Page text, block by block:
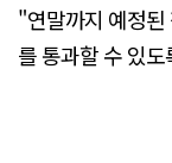
"연말까지 예정된
를 통과할 수 있